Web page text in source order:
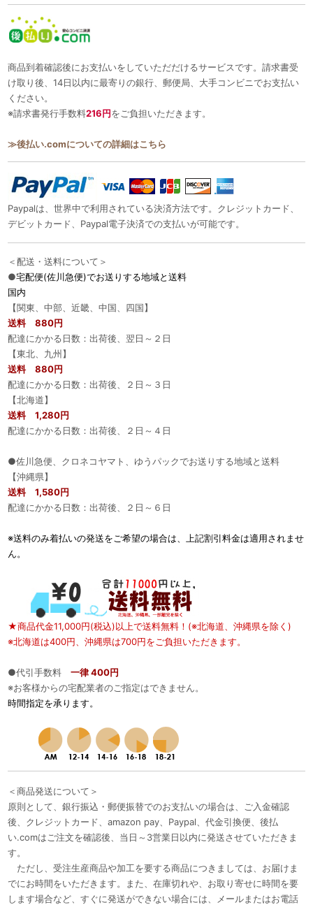
商品到着確認後にお支払いをしていただだけるサービスです。請求書受
け取り後、14日以内に最寄りの銀行、郵便局、大手コンビニでお支払い
ください。
※請求書発行手数料216円をご負担いただきます。
≫後払い.comについての詳細はこちら
Paypalは、世界中で利用されている決済方法です。クレジットカード、
デビットカード、Paypal電子決済での支払いが可能です。
＜配送・送料について＞
●宅配便(佐川急便)でお送りする地域と送料
国内
【関東、中部、近畿、中国、四国】
送料 880円
配達にかかる日数：出荷後、翌日～２日
【東北、九州】
送料 880円
配達にかかる日数：出荷後、２日～３日
【北海道】
送料 1,280円
配達にかかる日数：出荷後、２日～４日
●佐川急便、クロネコヤマト、ゆうパックでお送りする地域と送料
【沖縄県】
送料 1,580円
配達にかかる日数：出荷後、２日～６日
※送料のみ着払いの発送をご希望の場合は、上記割引料金は適用されませ
ん。
★商品代金11,000円(税込)以上で送料無料！(※北海道、沖縄県を除く)
※北海道は400円、沖縄県は700円をご負担いただきます。
●代引手数料 一律 400円
※お客様からの宅配業者のご指定はできません。
時間指定を承ります。
＜商品発送について＞
原則として、銀行振込・郵便振替でのお支払いの場合は、ご入金確認
後、クレジットカード、amazon pay、Paypal、代金引換便、後払
い.comはご注文を確認後、当日～3営業日以内に発送させていただきま
す。
ただし、受注生産商品や加工を要する商品につきましては、お届けま
でにお時間をいただきます。また、在庫切れや、お取り寄せに時間を要
します場合など、すぐに発送ができない場合には、メールまたはお電話